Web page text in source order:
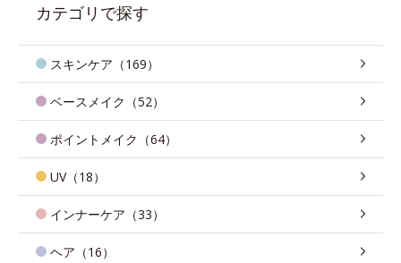
カテゴリで探す
スキンケア（169）
ベースメイク（52）
ポイントメイク（64）
UV（18）
インナーケア（33）
ヘア（16）